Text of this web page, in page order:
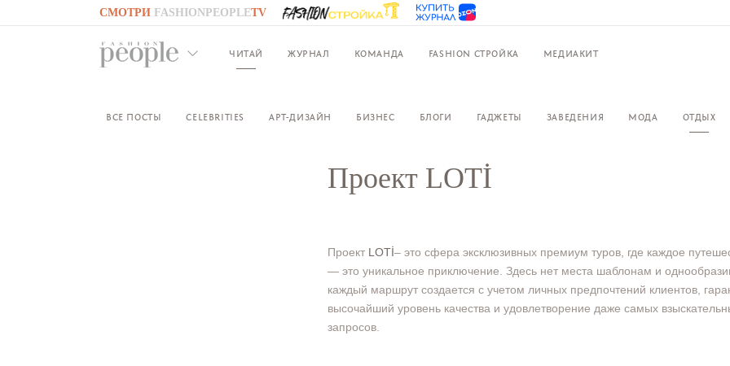
СМОТРИ FASHIONPEOPLETV
GO TO FASHIONPEOPLE
ЧИТАЙ ЖУРНАЛ КОМАНДА FASHION СТРОЙКА МЕДИАКИТ
ВСЕ ПОСТЫ CELEBRITIES АРТ-ДИЗАЙН БИЗНЕС БЛОГИ ГАДЖЕТЫ ЗАВЕДЕНИЯ МОДА ОТДЫХ
Проект LOTİ
Проект LOTİ– это сфера эксклюзивных премиум туров, где каждое
— это уникальное приключение. Здесь нет места шаблонам и
каждый маршрут создается с учетом личных предпочтений клиентов,
высочайший уровень качества и удовлетворение даже самых
запросов.